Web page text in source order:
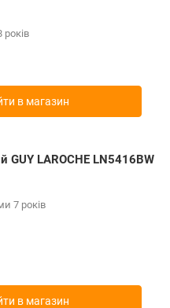
в магазин
GUY LAROCHE LN5416BW
7 років
в магазин